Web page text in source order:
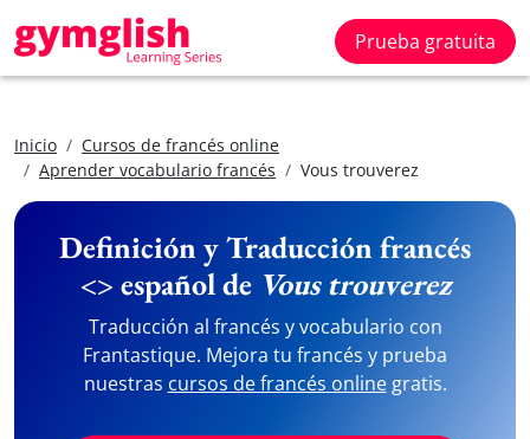
Prueba gratuita
Inicio
Cursos de francés online
Aprender vocabulario francés
Vous trouverez
Definición y Traducción francés
<> español de Vous trouverez
Traducción al francés y vocabulario con
Frantastique. Mejora tu francés y prueba
nuestras cursos de francés onlinegratis.